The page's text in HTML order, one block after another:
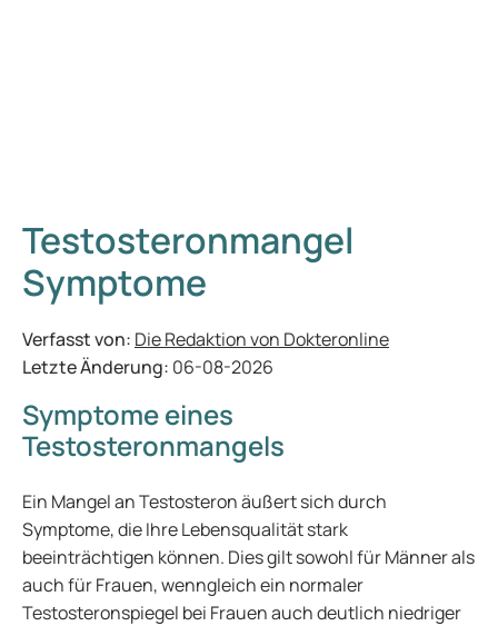
Testosteronmangel
Symptome
Verfasst von: Die Redaktion von Dokteronline
Letzte Änderung: 06-08-2026
Symptome eines
Testosteronmangels
Ein Mangel an Testosteron äußert sich durch
Symptome, die Ihre Lebensqualität stark
beeinträchtigen können. Dies gilt sowohl für Männer als
auch für Frauen, wenngleich ein normaler
Testosteronspiegel bei Frauen auch deutlich niedriger